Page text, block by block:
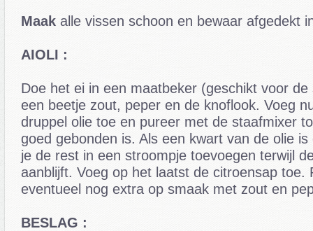
Maak alle vissen schoon en bewaar afgedekt
AIOLI :
Doe het ei in een maatbeker (geschikt voor
een beetje zout, peper en de knoflook. Voeg
druppel olie toe en pureer met de staafmixer
goed gebonden is. Als een kwart van de olie
je de rest in een stroompje toevoegen terwijl
aanblijft. Voeg op het laatst de citroensap toe.
eventueel nog extra op smaak met zout en
BESLAG :